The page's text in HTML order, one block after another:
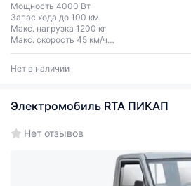
Мощность 4000 Вт
Запас хода до 100 км
Макс. нагрузка 1200 кг
Макс. скорость 45 км/ч
Колеса R12/R15
Нет в наличии
Электромобиль RTA ПИКАП
Нет отзывов